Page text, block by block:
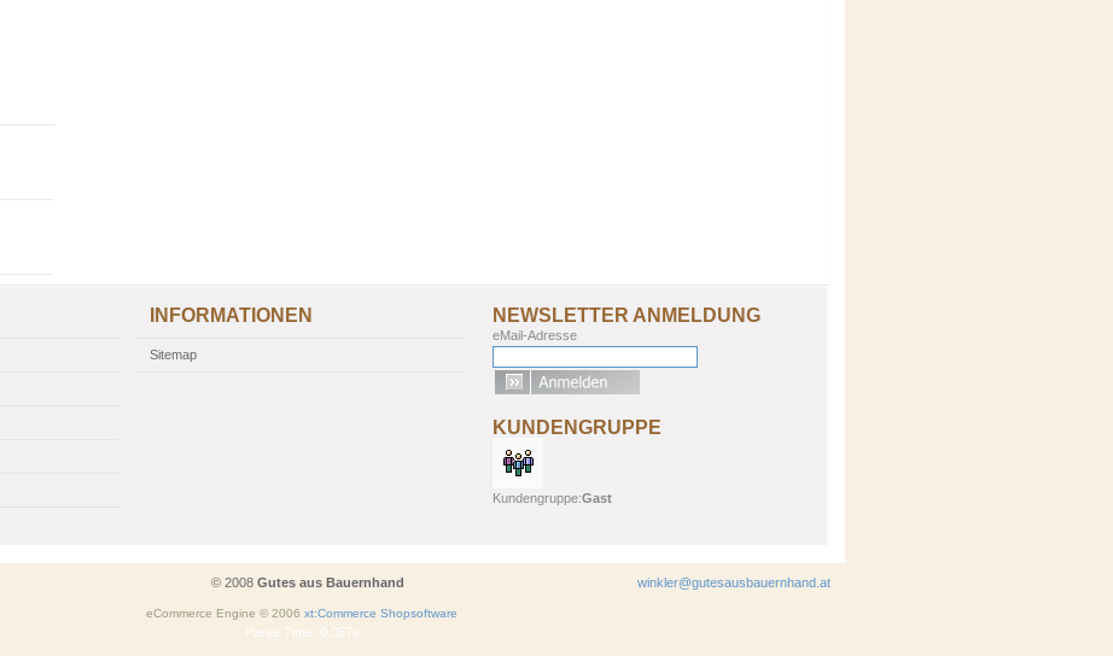
INFORMATIONEN
Sitemap
NEWSLETTER ANMELDUNG
eMail-Adresse
KUNDENGRUPPE
Kundengruppe:Gast
© 2008 Gutes aus Bauernhand winkler@gutesausbauernhand.at
eCommerce Engine © 2006 xt:Commerce Shopsoftware
Parse Time: 0.057s